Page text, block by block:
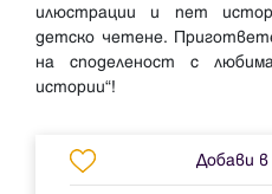
илюстрации и пет
детско четене.
на споделеност с
Добави